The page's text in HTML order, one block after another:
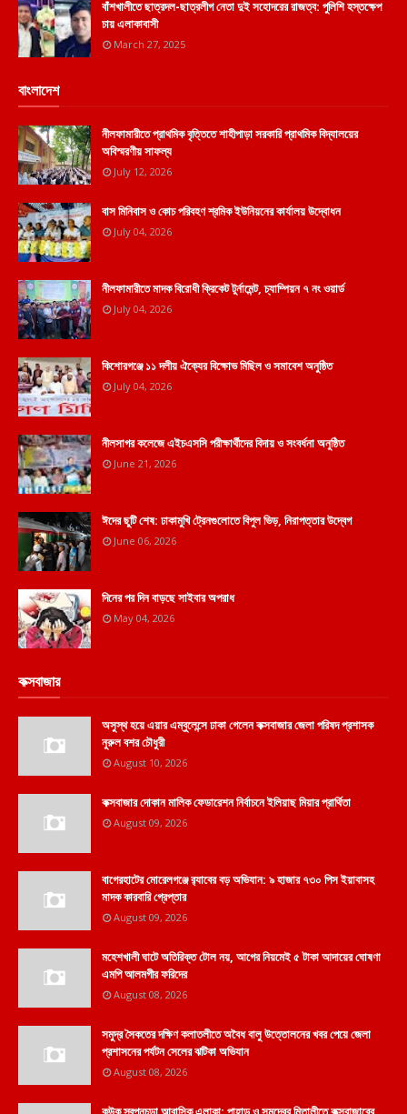
বাঁশখালীতে ছাত্রদল-ছাত্রলীগ নেতা দুই সহোদরের রাজত্ব: পুলিশি হস্তক্ষেপ
চায় এলাকাবাসী
March 27, 2025
বাংলাদেশ
নীলফামারীতে প্রাথমিক বৃত্তিতে শাহীপাড়া সরকারি প্রাথমিক বিদ্যালয়ের
অবিস্মরণীয় সাফল্য
July 12, 2026
বাস মিনিবাস ও কোচ পরিবহণ শ্রমিক ইউনিয়নের কার্যালয় উদ্বোধন
July 04, 2026
নীলফামারীতে মাদক বিরোধী ক্রিকেট টুর্নামেন্ট, চ্যাম্পিয়ন ৭ নং ওয়ার্ড
July 04, 2026
কিশোরগঞ্জে ১১ দলীয় ঐক্যের বিক্ষোভ মিছিল ও সমাবেশ অনুষ্ঠিত
July 04, 2026
নীলসাগর কলেজে এইচএসসি পরীক্ষার্থীদের বিদায় ও সংবর্ধনা অনুষ্ঠিত
June 21, 2026
ঈদের ছুটি শেষ: ঢাকামুখি ট্রেনগুলোতে বিপুল ভিড়, নিরাপত্তার উদ্বেগ
June 06, 2026
দিনের পর দিন বাড়ছে সাইবার অপরাধ
May 04, 2026
কক্সবাজার
অসুস্থ হয়ে এয়ার এম্বুলেন্সে ঢাকা গেলেন কক্সবাজার জেলা পরিষদ প্রশাসক
নুরুল বশর চৌধুরী
August 10, 2026
কক্সবাজার দোকান মালিক ফেডারেশন নির্বাচনে ইলিয়াছ মিয়ার প্রার্থিতা
August 09, 2026
বাগেরহাটের মোরেলগঞ্জে র‍্যাবের বড় অভিযান: ৯ হাজার ৭৩০ পিস ইয়াবাসহ
মাদক কারবারি গ্রেপ্তার
August 09, 2026
মহেশখালী ঘাটে অতিরিক্ত টোল নয়, আগের নিয়মেই ৫ টাকা আদায়ের ঘোষণা
এমপি আলমগীর ফরিদের
August 08, 2026
সমুদ্র সৈকতের দক্ষিণ কলাতলীতে অবৈধ বালু উত্তোলনের খবর পেয়ে জেলা
প্রশাসনের পর্যটন সেলের ঝটিকা অভিযান
August 08, 2026